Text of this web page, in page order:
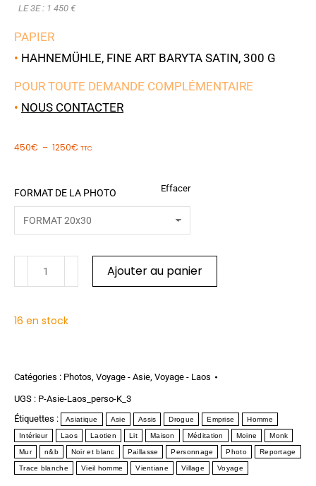
LE 3E : 1 450 €
PAPIER
• HAHNEMÜHLE, FINE ART BARYTA SATIN, 300 G
POUR TOUTE DEMANDE COMPLÉMENTAIRE
• NOUS CONTACTER
450€ – 1250€ TTC
FORMAT DE LA PHOTO Effacer
Ajouter au panier
16 en stock
Catégories : Photos, Voyage - Asie, Voyage - Laos
UGS : P-Asie-Laos_perso-K_3
Étiquettes :
Asiatique Asie Assis Drogue Emprise Homme
Intérieur Laos Laotien Lit Maison Méditation Moine Monk
Mur n&b Noir et blanc Paillasse Personnage Photo Reportage
Trace blanche Vieil homme Vientiane Village Voyage